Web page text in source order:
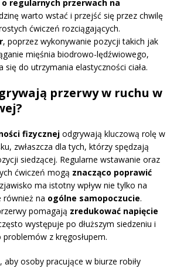
regularnych przerwach na
warto wstać i przejść się przez chwilę
ćwiczeń rozciągających.
, poprzez wykonywanie pozycji takich jak
mięśnia biodrowo-lędźwiowego,
się do utrzymania elastyczności ciała.
przerwy w ruchu w
fizycznej odgrywają kluczową rolę w
zwłaszcza dla tych, którzy spędzają
siedzącej. Regularne wstawanie oraz
ćwiczeń mogą znacząco poprawić
ma istotny wpływ nie tylko na
również na ogólne samopoczucie.
pomagają zredukować napięcie
występuje po dłuższym siedzeniu i
z kręgosłupem.
aby osoby pracujące w biurze robiły